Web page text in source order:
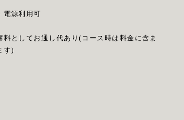
電源利用可
料としてお通し代あり(コース時は料金に含ま
す)